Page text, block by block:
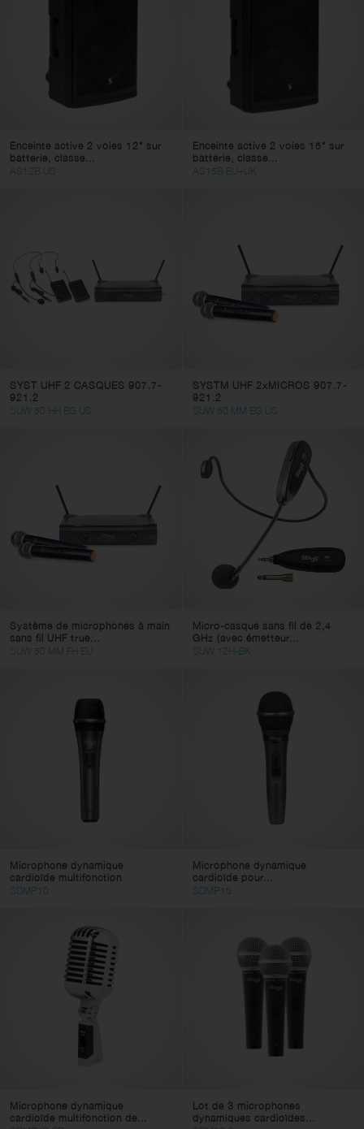
Enceinte active 2 voies 12" sur
batterie, classe...
AS12B US
Enceinte active 2 voies 15" sur
batterie, classe...
AS15B EU+UK
SYST UHF 2 CASQUES 907.7-
921.2
SUW 50 HH EG US
SYSTM UHF 2xMICROS 907.7-
921.2
SUW 50 MM EG US
Système de microphones à main
sans fil UHF true...
SUW 50 MM FH EU
Micro-casque sans fil de 2,4
GHz (avec émetteur...
SUW 12H-BK
Microphone dynamique
cardioïde multifonction
SDMP10
Microphone dynamique
cardioïde pour...
SDMP15
Microphone dynamique
cardioïde multifonction de...
Lot de 3 microphones
dynamiques cardioïdes...